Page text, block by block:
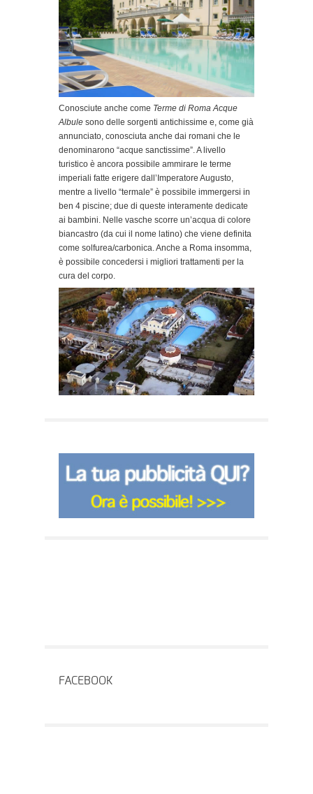
Conosciute anche come Terme di Roma Acque
Albule sono delle sorgenti antichissime e, come già
annunciato, conosciuta anche dai romani che le
denominarono “acque sanctissime”. A livello
turistico è ancora possibile ammirare le terme
imperiali fatte erigere dall’Imperatore Augusto,
mentre a livello “termale” è possibile immergersi in
ben 4 piscine; due di queste interamente dedicate
ai bambini. Nelle vasche scorre un’acqua di colore
biancastro (da cui il nome latino) che viene definita
come solfurea/carbonica. Anche a Roma insomma,
è possibile concedersi i migliori trattamenti per la
cura del corpo.
FACEBOOK